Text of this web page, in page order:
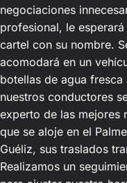
negociaciones
profesional, le
cartel con su nombre.
acomodará en un
botellas de agua
nuestros conductores
experto de las mejores
que se aloje en el
Guéliz, sus traslados
Realizamos un